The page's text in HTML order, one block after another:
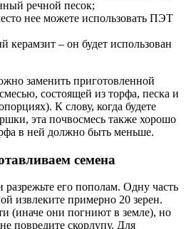
речной песок;
нее можете использовать ПЭТ
керамзит – он будет использован
заменить приготовленной
состоящей из торфа, песка и
К слову, когда будете
эта почвосмесь также хорошо
в ней должно быть меньше.
семена
его пополам. Одну часть
извлеките примерно 20 зерен.
(иначе они погниют в земле), но
повредите скорлупу. Для